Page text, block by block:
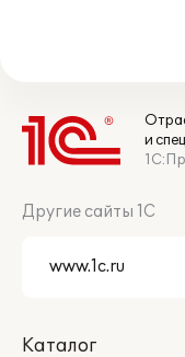
и
Другие сайты 1С
Каталог